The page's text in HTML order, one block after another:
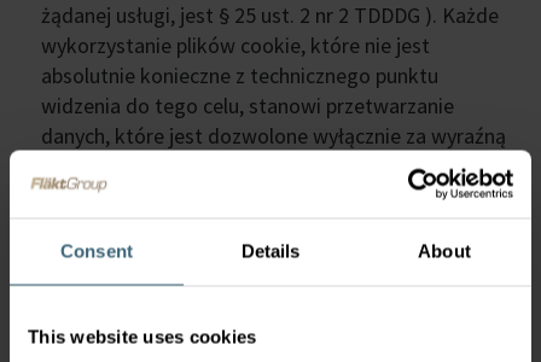
Consent Details About
This website uses cookies
żądanej usługi, jest § 25 ust. 2 nr 2 TDDDG ). Każde
wykorzystanie plików cookie, które nie jest
absolutnie konieczne z technicznego punktu
widzenia do tego celu, stanowi przetwarzanie
danych, które jest dozwolone wyłącznie za wyraźną
zgodą użytkownika. Dotyczy to w szczególności
wykorzystania plików cookie służących do
Możesz uniemożliwić lub wyłączyć korzystanie z
plików cookie w dowolnym momencie poprzez
przeglądarki internetowej. Możesz w dowolnym